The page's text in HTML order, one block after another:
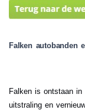
Falken autobanden
Falken is ontstaan
uitstraling en